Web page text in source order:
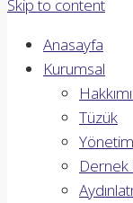
Skip to content
Anasayfa
Kurumsal
Tüzük
Dernek